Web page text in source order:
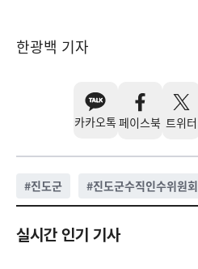
한광백 기자
카카오톡 페이스북 트위터
#진도군 #진도군수직인수위원회
실시간 인기 기사